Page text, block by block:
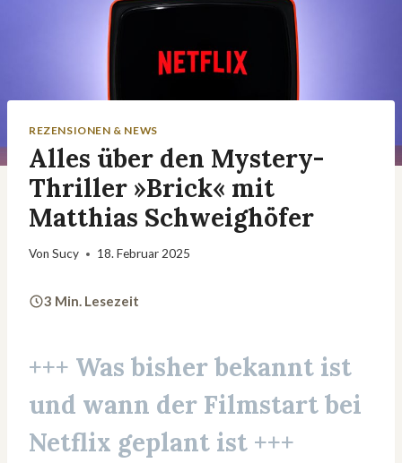
REZENSIONEN & NEWS
Alles über den Mystery-
Thriller »Brick« mit
Matthias Schweighöfer
Von Sucy 18. Februar 2025
3 Min. Lesezeit
+++ Was bisher bekannt ist
und wann der Filmstart bei
Netflix geplant ist +++